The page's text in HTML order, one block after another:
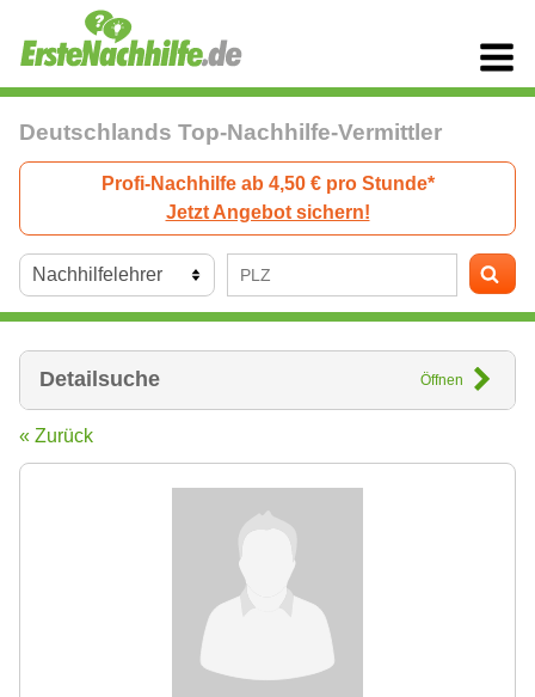
Deutschlands Top-Nachhilfe-Vermittler
Profi-Nachhilfe ab 4,50 € pro Stunde*
Jetzt Angebot sichern!
Detailsuche Öffnen
« Zurück